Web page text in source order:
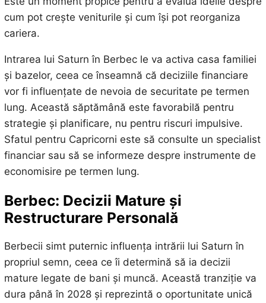
cum pot crește veniturile și cum își pot reorganiza
cariera.
Intrarea lui Saturn în Berbec le va activa casa familiei
și bazelor, ceea ce înseamnă că deciziile financiare
vor fi influențate de nevoia de securitate pe termen
lung. Această săptămână este favorabilă pentru
strategie și planificare, nu pentru riscuri impulsive.
Sfatul pentru Capricorni este să consulte un specialist
financiar sau să se informeze despre instrumente de
economisire pe termen lung.
Berbec: Decizii Mature și
Restructurare Personală
Berbecii simt puternic influența intrării lui Saturn în
propriul semn, ceea ce îi determină să ia decizii
mature legate de bani și muncă. Această tranziție va
dura până în 2028 și reprezintă o oportunitate unică